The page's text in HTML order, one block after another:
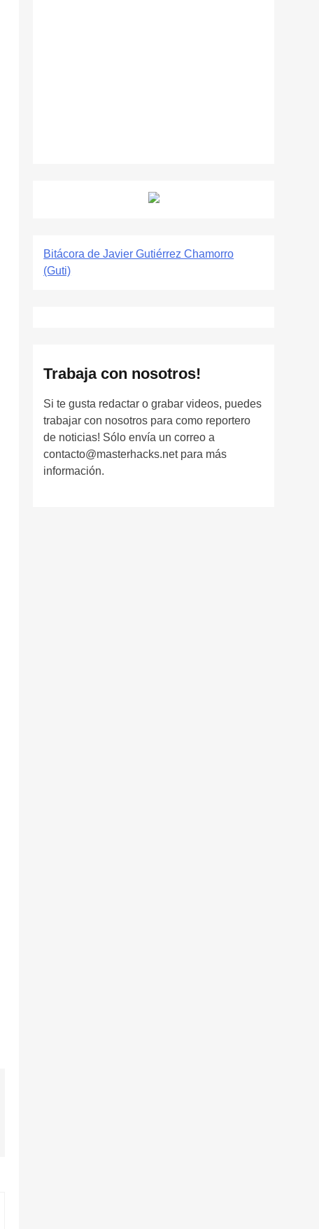
Bitácora de Javier Gutiérrez Chamorro
(Guti)
Trabaja con nosotros!
Si te gusta redactar o grabar videos, puedes
trabajar con nosotros para como reportero
de noticias! Sólo envía un correo a
contacto@masterhacks.net para más
información.